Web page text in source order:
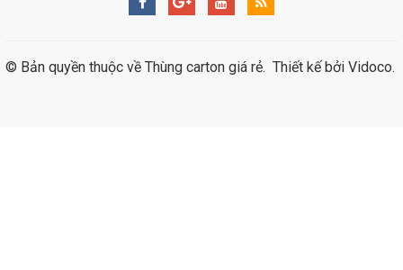
© Bản quyền thuộc về Thùng carton giá rẻ. Thiết kế bởi Vidoco.